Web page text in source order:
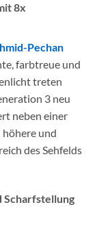
8x
Pechan
farbtreue und
treten
3 neu
neben einer
höhere und
des Sehfelds
Scharfstellung